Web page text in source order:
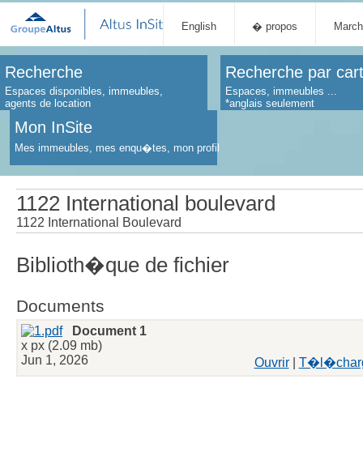
English � propos
Recherche
Espaces disponibles, immeubles,
agents de location
Recherche par
Espaces, immeubles ...
*anglais seulement
Mon InSite
Mes immeubles, mes enqu�tes, mon profil
1122 International boulevard
1122 International Boulevard
Biblioth�que de fichier
Documents
Document 1
x px (2.09 mb)
Jun 1, 2026
Ouvrir|